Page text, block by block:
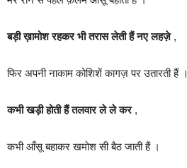
बड़ी ख़ामोश रहकर भी तरास लेती हैं नए लहज़े,
फिर अपनी नाकाम कोशिशें कागज़ पर उतारती हैं ।
कभी खड़ी होती हैं तलवार ले ले कर,
कभी आँसू बहाकर खमोश सी बैठ जाती हैं ।